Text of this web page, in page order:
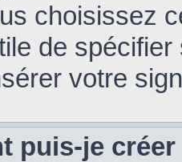
choisissez
de
votre
puis-je